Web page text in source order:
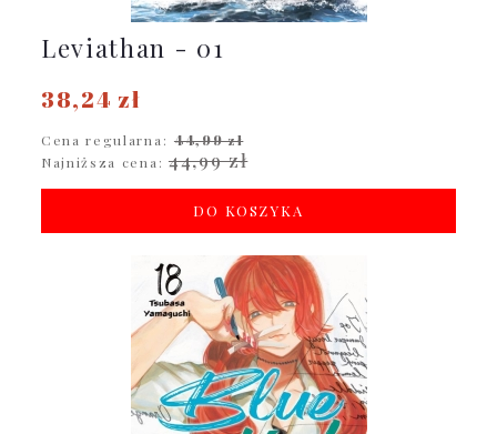
Leviathan - 01
38,24 zł
Cena regularna: 44,99 zł
Najniższa cena: 44,99 zł
DO KOSZYKA